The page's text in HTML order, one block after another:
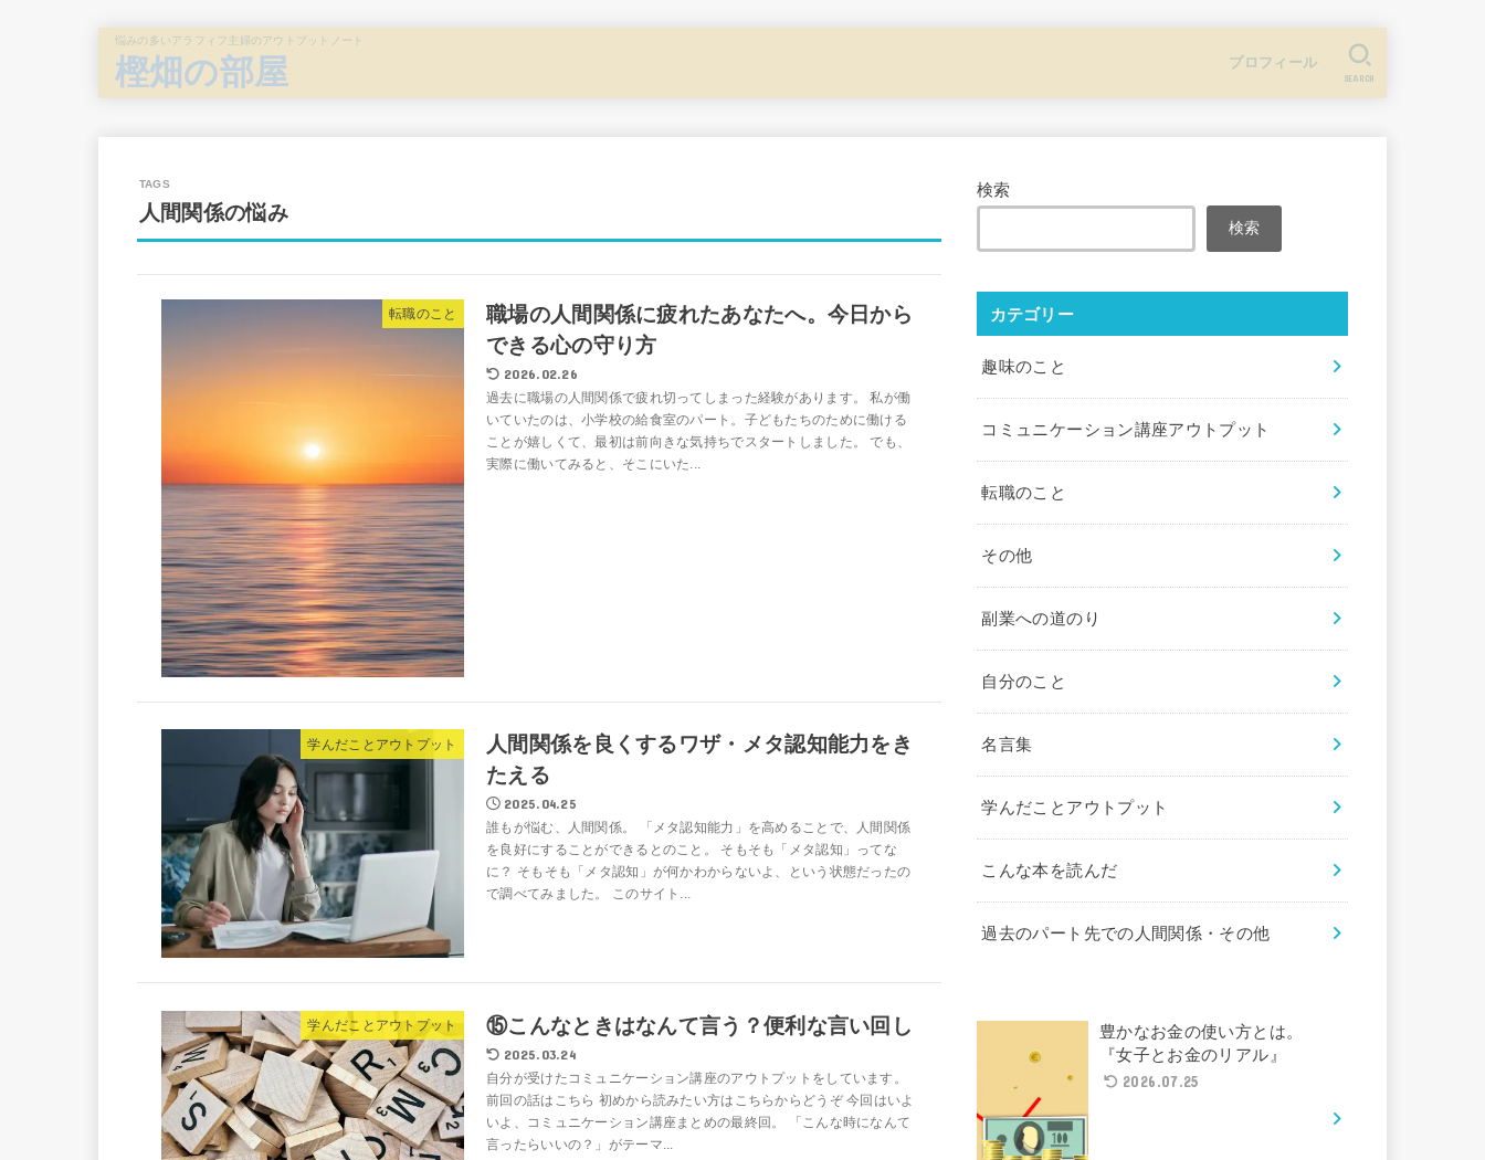
悩みの多いアラフィフ主婦のアウトプットノート
樫畑の部屋 プロフィール
SEARCH
人間関係の悩み
転職のこと
職場の人間関係に疲れたあなたへ。今日から
できる心の守り方
2026.02.26
過去に職場の人間関係で疲れ切ってしまった経験があります。 私が働
いていたのは、小学校の給食室のパート。子どもたちのために働ける
ことが嬉しくて、最初は前向きな気持ちでスタートしました。 でも、
実際に働いてみると、そこにいた...
学んだことアウトプット
人間関係を良くするワザ・メタ認知能力をき
たえる
2025.04.25
誰もが悩む、人間関係。 「メタ認知能力」を高めることで、人間関係
を良好にすることができるとのこと。 そもそも「メタ認知」ってな
に？ そもそも「メタ認知」が何かわからないよ、という状態だったの
で調べてみました。 このサイト...
学んだことアウトプット ⑮こんなときはなんて言う？便利な言い回し
2025.03.24
自分が受けたコミュニケーション講座のアウトプットをしています。
前回の話はこちら 初めから読みたい方はこちらからどうぞ 今回はいよ
いよ、コミュニケーション講座まとめの最終回。 「こんな時になんて
言ったらいいの？」がテーマ...
検索
検索
カテゴリー
趣味のこと
コミュニケーション講座アウトプット
転職のこと
その他
副業への道のり
自分のこと
名言集
学んだことアウトプット
こんな本を読んだ
過去のパート先での人間関係・その他
豊かなお金の使い方とは。
『女子とお金のリアル』
2026.07.25